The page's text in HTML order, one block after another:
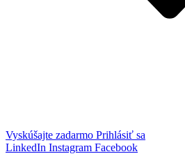
Vyskúšajte zadarmo Prihlásiť sa
LinkedIn Instagram Facebook